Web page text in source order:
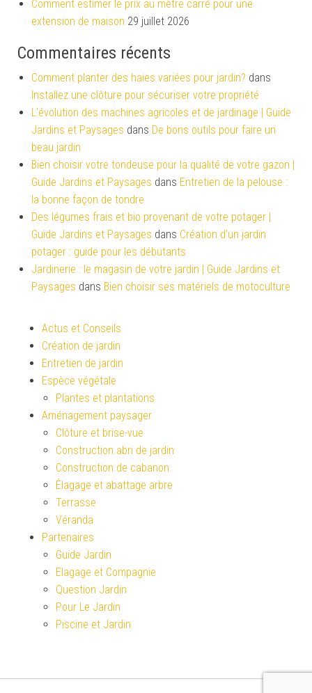
Comment estimer le prix au mètre carré pour une
extension de maison 29 juillet 2026
Commentaires récents
Comment planter des haies variées pour jardin? dans
Installez une clôture pour sécuriser votre propriété
L'évolution des machines agricoles et de jardinage | Guide
Jardins et Paysages dans De bons outils pour faire un
beau jardin
Bien choisir votre tondeuse pour la qualité de votre gazon |
Guide Jardins et Paysages dans Entretien de la pelouse :
la bonne façon de tondre
Des légumes frais et bio provenant de votre potager |
Guide Jardins et Paysages dans Création d’un jardin
potager : guide pour les débutants
Jardinerie : le magasin de votre jardin | Guide Jardins et
Paysages dans Bien choisir ses matériels de motoculture
Actus et Conseils
Création de jardin
Entretien de jardin
Espèce végétale
Plantes et plantations
Aménagement paysager
Clôture et brise-vue
Construction abri de jardin
Construction de cabanon
Élagage et abattage arbre
Terrasse
Véranda
Partenaires
Guide Jardin
Elagage et Compagnie
Question Jardin
Pour Le Jardin
Piscine et Jardin